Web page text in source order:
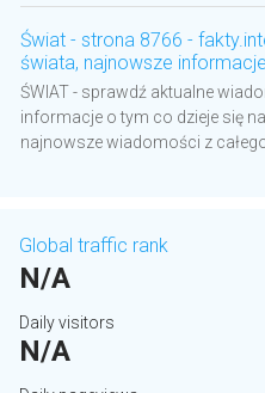
Świat - strona 8766 -
świata, najnowsze
ŚWIAT - sprawdź aktualne
informacje o tym co dzieje się
najnowsze wiadomości z
Global traffic rank
N/A
Daily visitors
N/A